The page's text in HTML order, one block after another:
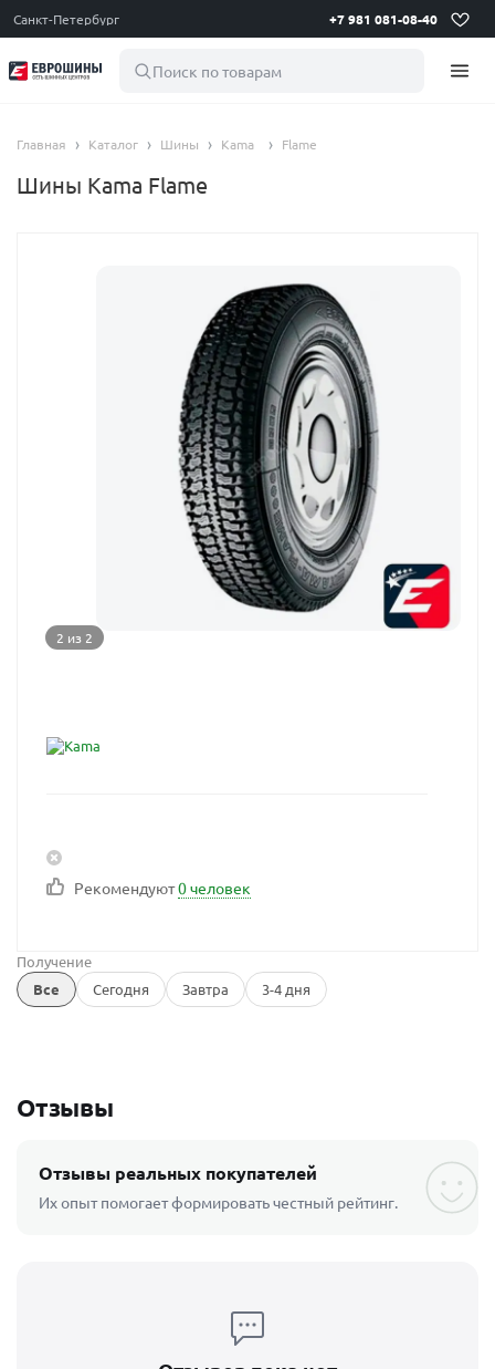
Санкт-Петербург +7 981 081-08-40
Поиск по товарам
Главная Каталог Шины Kama Flame
Шины Kama Flame
2 из 2
Рекомендуют0 человек
Получение
Все
Сегодня Завтра 3-4 дня
Отзывы
Отзывы реальных покупателей
Их опыт помогает формировать честный рейтинг.